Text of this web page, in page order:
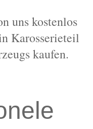
uns kostenlos
Karosserieteil
kaufen.